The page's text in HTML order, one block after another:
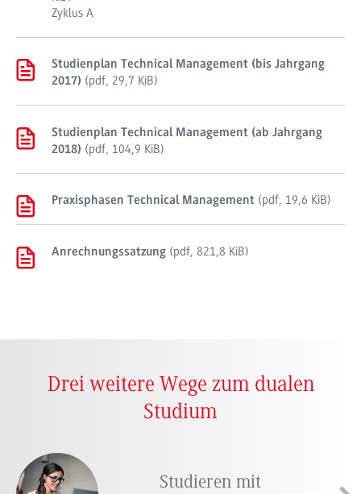
Zyklus A
Studienplan Technical Management (bis Jahrgang
2017) (pdf, 29,7 KiB)
Studienplan Technical Management (ab Jahrgang
2018) (pdf, 104,9 KiB)
Praxisphasen Technical Management(pdf, 19,6 KiB)
Anrechnungssatzung(pdf, 821,8 KiB)
Drei weitere Wege zum dualen
Studium
Studieren mit